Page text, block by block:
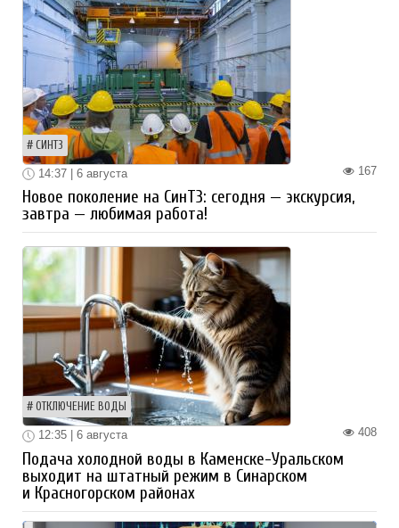
СИНТЗ
167
14:37 | 6 августа
Новое поколение на СинТЗ: сегодня — экскурсия,
завтра — любимая работа!
ОТКЛЮЧЕНИЕ ВОДЫ
408
12:35 | 6 августа
Подача холодной воды в Каменске-Уральском
выходит на штатный режим в Синарском
и Красногорском районах